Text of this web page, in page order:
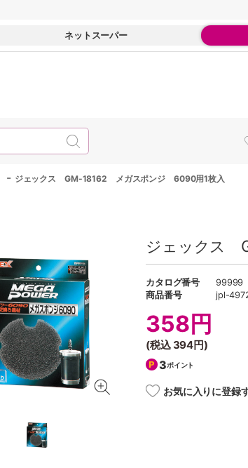
ネットスーパー
- ジェックス GM-18162 メガスポンジ 6090用1枚入
ジェックス
カタログ番号
99999
商品番号
jpl-
358円
(税込 394円)
3ポイント
お気に入りに登録